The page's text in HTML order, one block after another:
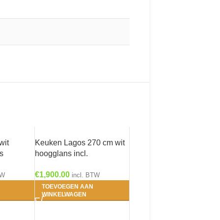
Keuken Lagos 270 cm wit
hoogglans incl.
125
€1,900.00 incl. BTW
TOEVOEGEN AAN
WINKELWAGEN